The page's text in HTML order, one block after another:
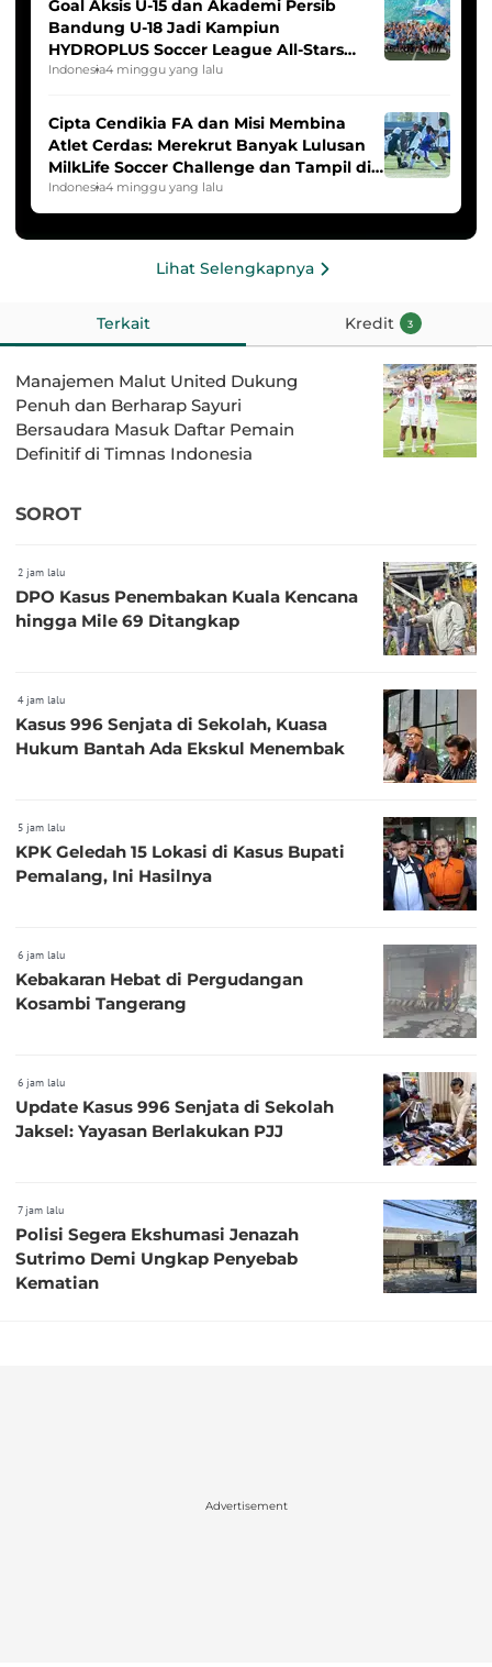
Goal Aksis U-15 dan Akademi Persib
Bandung U-18 Jadi Kampiun
HYDROPLUS Soccer League All-Stars
2025/2026
Indonesia4 minggu yang lalu
Cipta Cendikia FA dan Misi Membina
Atlet Cerdas: Merekrut Banyak Lulusan
MilkLife Soccer Challenge dan Tampil di
HYDROPLUS Soccer League
Indonesia4 minggu yang lalu
Lihat Selengkapnya
Terkait Kredit 3
Manajemen Malut United Dukung
Penuh dan Berharap Sayuri
Bersaudara Masuk Daftar Pemain
Definitif di Timnas Indonesia
SOROT
2 jam lalu
DPO Kasus Penembakan Kuala Kencana
hingga Mile 69 Ditangkap
4 jam lalu
Kasus 996 Senjata di Sekolah, Kuasa
Hukum Bantah Ada Ekskul Menembak
5 jam lalu
KPK Geledah 15 Lokasi di Kasus Bupati
Pemalang, Ini Hasilnya
6 jam lalu
Kebakaran Hebat di Pergudangan
Kosambi Tangerang
6 jam lalu
Update Kasus 996 Senjata di Sekolah
Jaksel: Yayasan Berlakukan PJJ
7 jam lalu
Polisi Segera Ekshumasi Jenazah
Sutrimo Demi Ungkap Penyebab
Kematian
Advertisement